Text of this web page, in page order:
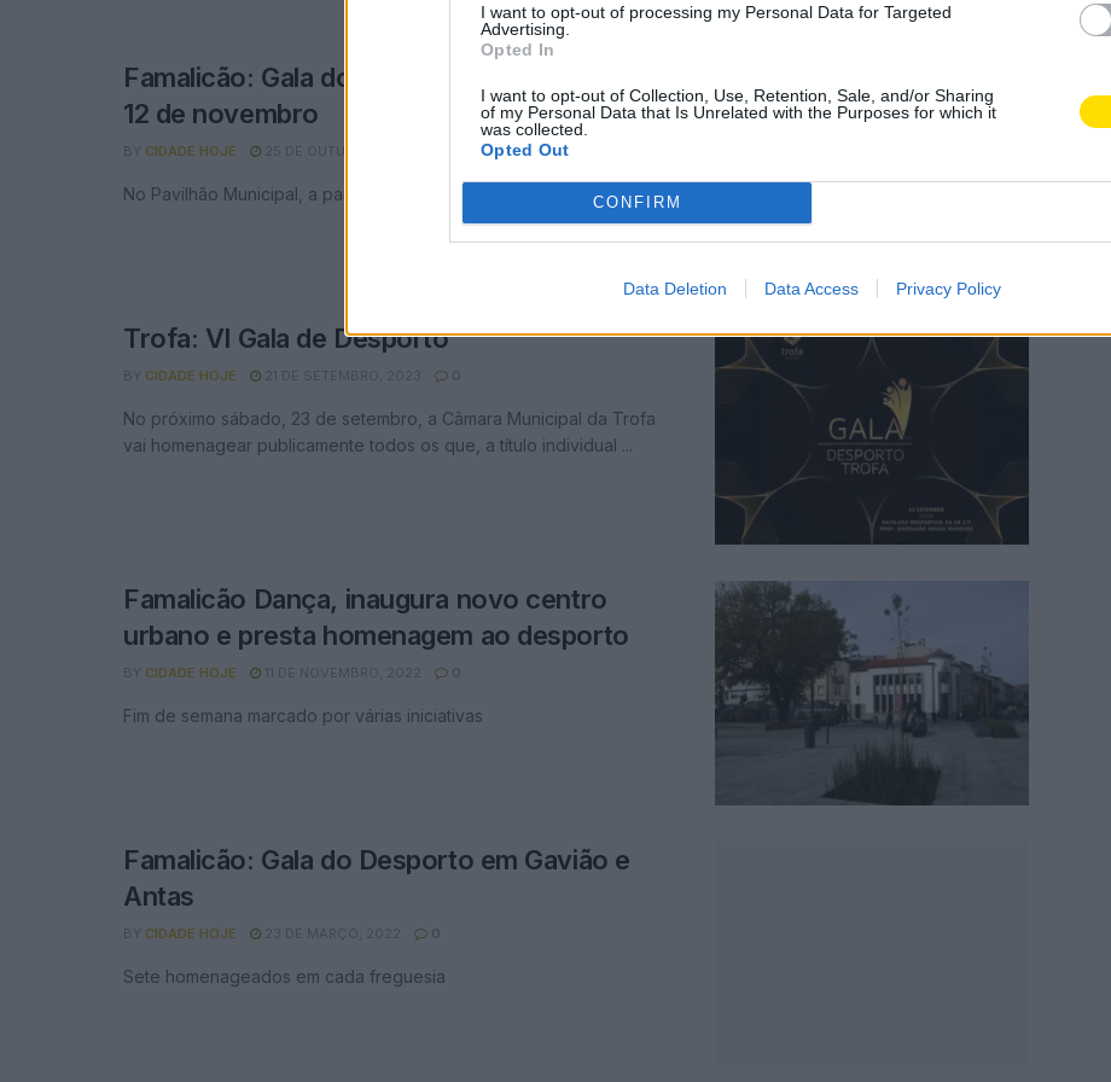
I want to opt-out of processing my Personal Data for Targeted
Advertising.
Opted In
I want to opt-out of Collection, Use, Retention, Sale, and/or Sharing
of my Personal Data that Is Unrelated with the Purposes for which it
was collected.
Opted Out
CONFIRM
Data Deletion Data Access Privacy Policy
Famalicão: Gala do Desporto na noite do dia
12 de novembro
BY CIDADE HOJE 25 DE OUTUBRO, 2023
No Pavilhão Municipal, a partir das 21 horas
Trofa: VI Gala de Desporto
BY CIDADE HOJE 21 DE SETEMBRO, 2023 0
No próximo sábado, 23 de setembro, a Câmara Municipal da Trofa
vai homenagear publicamente todos os que, a título individual ...
Famalicão Dança, inaugura novo centro
urbano e presta homenagem ao desporto
BY CIDADE HOJE 11 DE NOVEMBRO, 2022 0
Fim de semana marcado por várias iniciativas
Famalicão: Gala do Desporto em Gavião e
Antas
BY CIDADE HOJE 23 DE MARÇO, 2022 0
Sete homenageados em cada freguesia